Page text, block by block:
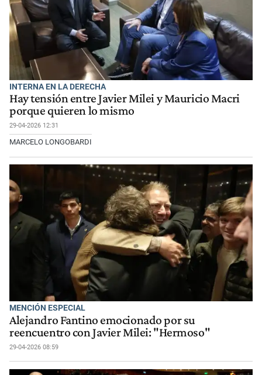
INTERNA EN LA DERECHA
Hay tensión entre Javier Milei y Mauricio Macri
porque quieren lo mismo
29-04-2026 12:31
MARCELO LONGOBARDI
MENCIÓN ESPECIAL
Alejandro Fantino emocionado por su
reencuentro con Javier Milei: "Hermoso"
29-04-2026 08:59